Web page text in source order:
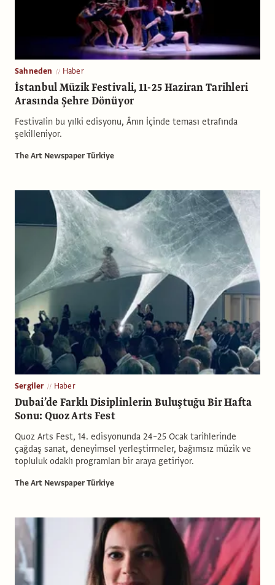
Sahneden Haber
İstanbul Müzik Festivali, 11-25 Haziran Tarihleri
Arasında Şehre Dönüyor
Festivalin bu yılki edisyonu, Ânın İçinde teması etrafında
şekilleniyor.
The Art Newspaper Türkiye
Sergiler Haber
Dubai’de Farklı Disiplinlerin Buluştuğu Bir Hafta
Sonu: Quoz Arts Fest
Quoz Arts Fest, 14. edisyonunda 24–25 Ocak tarihlerinde
çağdaş sanat, deneyimsel yerleştirmeler, bağımsız müzik ve
topluluk odaklı programları bir araya getiriyor.
The Art Newspaper Türkiye